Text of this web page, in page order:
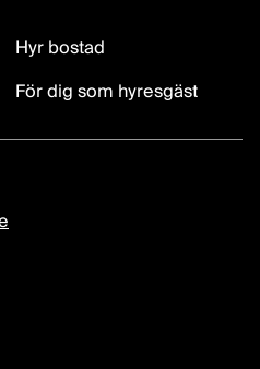
Hyr bostad
För dig som hyresgäst